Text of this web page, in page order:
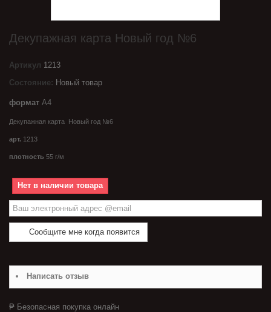
Декупажная карта Новый год №6
Артикул 1213
Состояние: Новый товар
формат А4
Декупажная карта Новый год №6
арт. 1213
плотность 55 г/м
Нет в наличии товара
Сообщите мне когда появится
Написать отзыв
₱ Безопасная покупка онлайн